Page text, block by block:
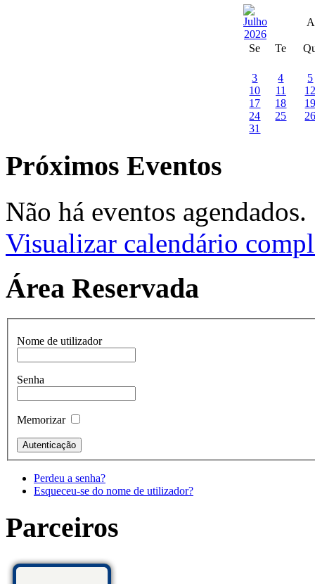
Se Te
3 4
5
10
11
17
18
24
25
31
Próximos Eventos
Não há eventos agendados.
Visualizar calendário
Área Reservada
Nome de utilizador
Senha
Memorizar
Perdeu a senha?
Esqueceu-se do nome de utilizador?
Parceiros